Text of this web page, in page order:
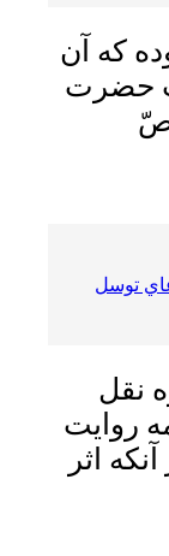
كه آن
حضرت
توسل
نقل
روايت
اثر